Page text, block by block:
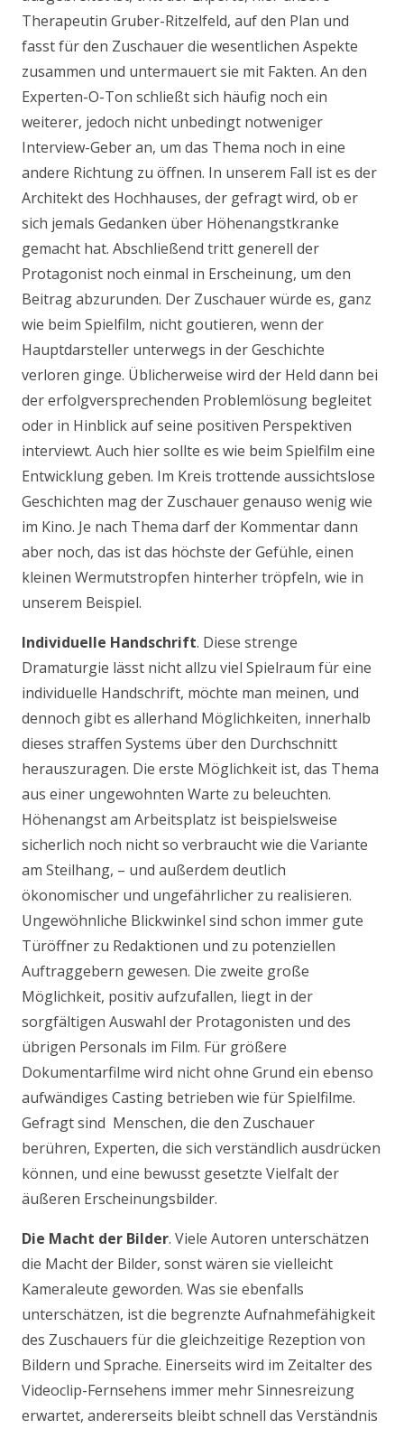
Therapeutin Gruber-Ritzelfeld, auf den Plan und
fasst für den Zuschauer die wesentlichen Aspekte
zusammen und untermauert sie mit Fakten. An den
Experten-O-Ton schließt sich häufig noch ein
weiterer, jedoch nicht unbedingt notweniger
Interview-Geber an, um das Thema noch in eine
andere Richtung zu öffnen. In unserem Fall ist es der
Architekt des Hochhauses, der gefragt wird, ob er
sich jemals Gedanken über Höhenangstkranke
gemacht hat. Abschließend tritt generell der
Protagonist noch einmal in Erscheinung, um den
Beitrag abzurunden. Der Zuschauer würde es, ganz
wie beim Spielfilm, nicht goutieren, wenn der
Hauptdarsteller unterwegs in der Geschichte
verloren ginge. Üblicherweise wird der Held dann bei
der erfolgversprechenden Problemlösung begleitet
oder in Hinblick auf seine positiven Perspektiven
interviewt. Auch hier sollte es wie beim Spielfilm eine
Entwicklung geben. Im Kreis trottende aussichtslose
Geschichten mag der Zuschauer genauso wenig wie
im Kino. Je nach Thema darf der Kommentar dann
aber noch, das ist das höchste der Gefühle, einen
kleinen Wermutstropfen hinterher tröpfeln, wie in
unserem Beispiel.
Individuelle Handschrift. Diese strenge
Dramaturgie lässt nicht allzu viel Spielraum für eine
individuelle Handschrift, möchte man meinen, und
dennoch gibt es allerhand Möglichkeiten, innerhalb
dieses straffen Systems über den Durchschnitt
herauszuragen. Die erste Möglichkeit ist, das Thema
aus einer ungewohnten Warte zu beleuchten.
Höhenangst am Arbeitsplatz ist beispielsweise
sicherlich noch nicht so verbraucht wie die Variante
am Steilhang, – und außerdem deutlich
ökonomischer und ungefährlicher zu realisieren.
Ungewöhnliche Blickwinkel sind schon immer gute
Türöffner zu Redaktionen und zu potenziellen
Auftraggebern gewesen. Die zweite große
Möglichkeit, positiv aufzufallen, liegt in der
sorgfältigen Auswahl der Protagonisten und des
übrigen Personals im Film. Für größere
Dokumentarfilme wird nicht ohne Grund ein ebenso
aufwändiges Casting betrieben wie für Spielfilme.
Gefragt sind Menschen, die den Zuschauer
berühren, Experten, die sich verständlich ausdrücken
können, und eine bewusst gesetzte Vielfalt der
äußeren Erscheinungsbilder.
Die Macht der Bilder. Viele Autoren unterschätzen
die Macht der Bilder, sonst wären sie vielleicht
Kameraleute geworden. Was sie ebenfalls
unterschätzen, ist die begrenzte Aufnahmefähigkeit
des Zuschauers für die gleichzeitige Rezeption von
Bildern und Sprache. Einerseits wird im Zeitalter des
Videoclip-Fernsehens immer mehr Sinnesreizung
erwartet, andererseits bleibt schnell das Verständnis